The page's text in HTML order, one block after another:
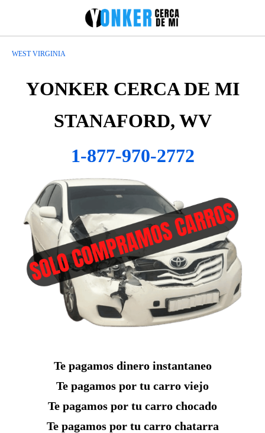
WEST VIRGINIA
YONKER CERCA DE MI
STANAFORD, WV
1-877-970-2772
Te pagamos dinero instantaneo
Te pagamos por tu carro viejo
Te pagamos por tu carro chocado
Te pagamos por tu carro chatarra